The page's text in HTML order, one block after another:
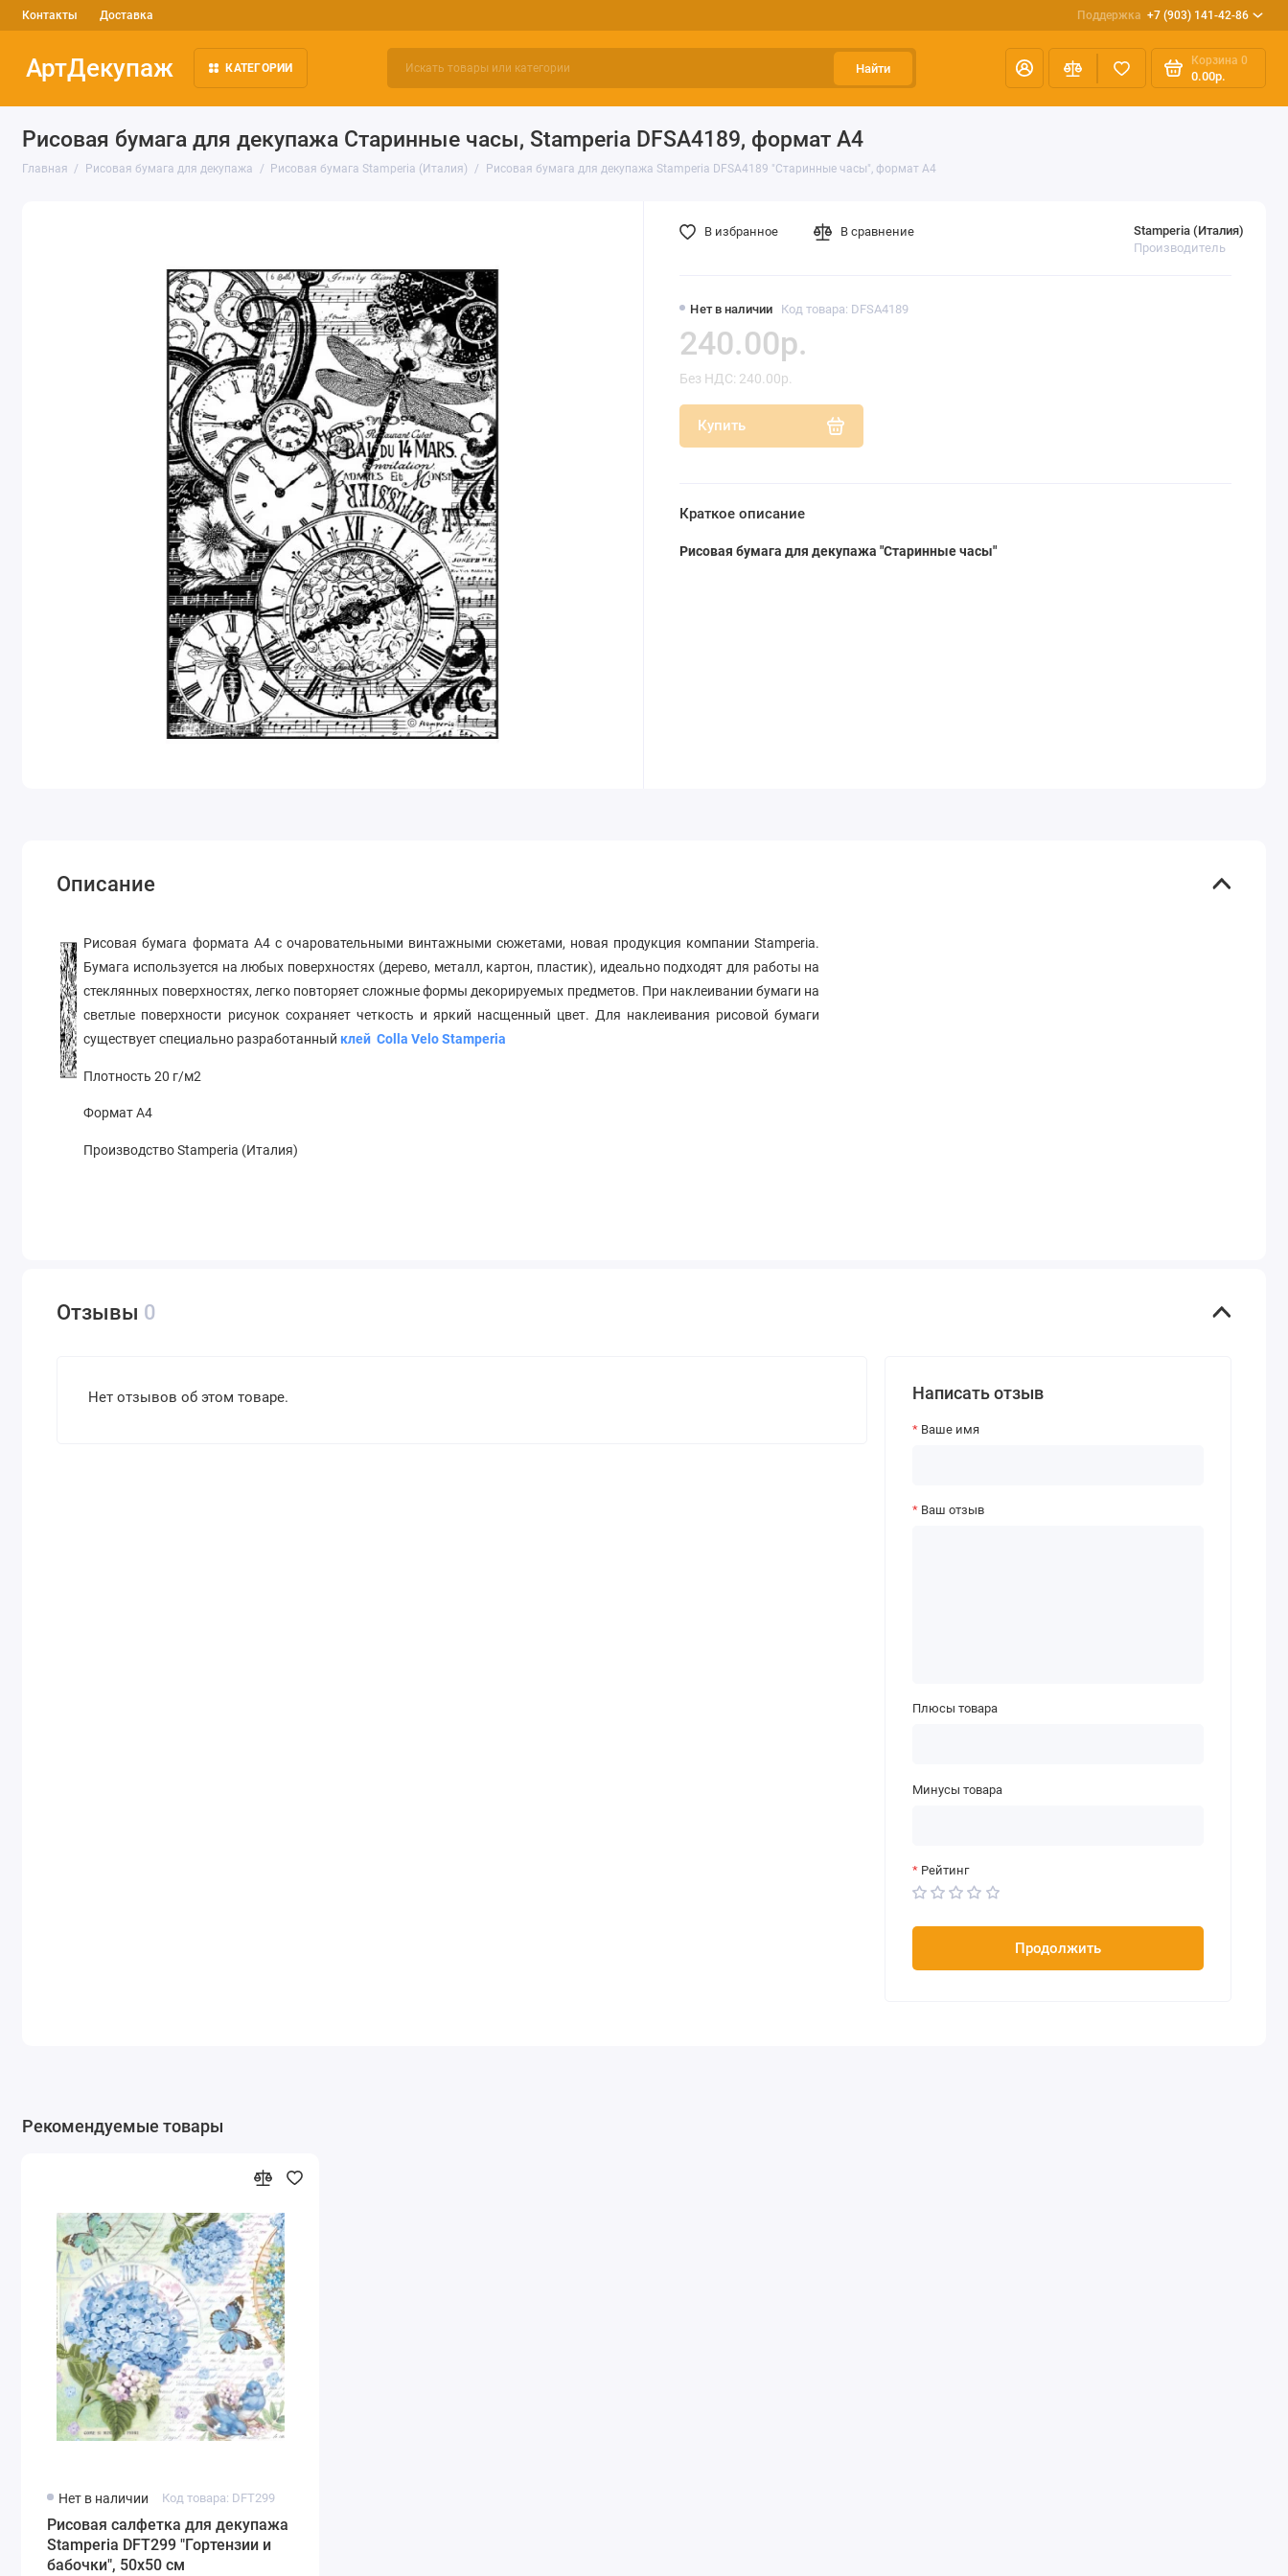
Контакты Доставка Поддержка +7 (903) 141-42-86
АртДекупаж КАТЕГОРИИ Найти
Корзина 0
0.00р.
Рисовая бумага для декупажа Старинные часы, Stamperia DFSA4189, формат А4
Главная Рисовая бумага для декупажа Рисовая бумага Stamperia (Италия) Рисовая бумага для декупажа Stamperia DFSA4189 "Старинные часы", формат А4
Нет в наличии Код товара: DFSA4189
Stamperia (Италия)
Производитель
240.00р.
Без НДС: 240.00р.
Купить
В избранное В сравнение
Краткое описание
Рисовая бумага для декупажа "Старинные часы"
Описание
Рисовая бумага формата А4 с очаровательными винтажными сюжетами, новая продукция компании Stamperia.
Бумага используется на любых поверхностях (дерево, металл, картон, пластик), идеально подходят для работы на
стеклянных поверхностях, легко повторяет сложные формы декорируемых предметов. При наклеивании бумаги на
светлые поверхности рисунок сохраняет четкость и яркий насщенный цвет. Для наклеивания рисовой бумаги
существует специально разработанный клей Colla Velo Stamperia
Плотность 20 г/м2
Формат А4
Производство Stamperia (Италия)
Отзывы 0
Нет отзывов об этом товаре. Написать отзыв
Ваше имя
Ваш отзыв
Плюсы товара
Минусы товара
Рейтинг
Продолжить
Рекомендуемые товары
Нет в наличии Код товара: DFT299
Рисовая салфетка для декупажа
Stamperia DFT299 "Гортензии и
бабочки", 50х50 см